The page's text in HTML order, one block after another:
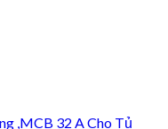
,MCB 32 A Cho Tủ